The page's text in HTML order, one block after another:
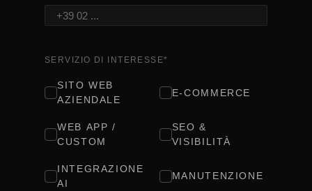
SERVIZIO DI INTERESSE*
SITO WEB
AZIENDALE
E-COMMERCE
WEB APP /
CUSTOM
SEO &
VISIBILITÀ
INTEGRAZIONE
AI
MANUTENZIONE